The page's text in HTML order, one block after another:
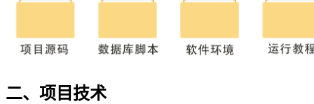
二、项目技术